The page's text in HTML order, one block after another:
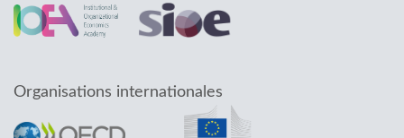
Organisations internationales